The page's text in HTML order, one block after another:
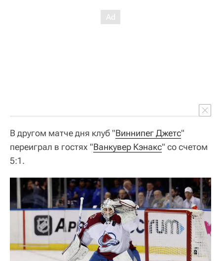
В другом матче дня клуб "Виннипег Джетс"
переиграл в гостях "Ванкувер Кэнакс" со счетом
5:1.